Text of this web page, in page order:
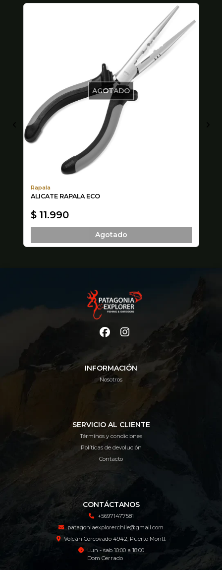
AGOTADO
Rapala
ALICATE RAPALA ECO
$ 11.990
Agotado
INFORMACIÓN
Nosotros
SERVICIO AL CLIENTE
Términos y condiciones
Políticas de devolución
Contacto
CONTÁCTANOS
+56971477581
patagoniaexplorerchile@gmail.com
Volcán Corcovado 4942, Puerto Montt
Lun - sab 10:00 a 18:00
Dom Cerrado